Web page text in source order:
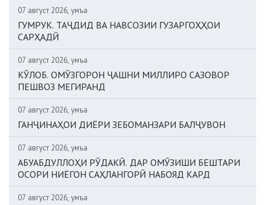
07 август 2026, Ҷумъа
ГУМРУК. ТАҶДИД ВА НАВСОЗИИ ГУЗАРГОҲҲОИ
САРҲАДӢ
07 август 2026, Ҷумъа
КӮЛОБ. ОМӮЗГОРОН ҶАШНИ МИЛЛИРО САЗОВОР
ПЕШВОЗ МЕГИРАНД
07 август 2026, Ҷумъа
ГАНҶИНАҲОИ ДИЁРИ ЗЕБОМАНЗАРИ БАЛҶУВОН
07 август 2026, Ҷумъа
АБУАБДУЛЛОҲИ РӮДАКӢ. ДАР ОМӮЗИШИ БЕШТАРИ
ОСОРИ НИЁГОН САҲЛАНГОРӢ НАБОЯД КАРД
07 август 2026, Ҷумъа